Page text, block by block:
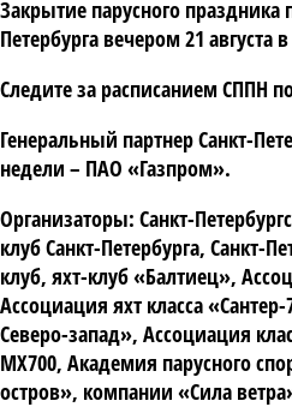
Закрытие парусного праздника
Петербурга вечером 21 августа
Следите за расписаниемСППН
Генеральный партнер Санкт-
недели – ПАО «Газпром».
Организаторы: Санкт-
клуб Санкт-Петербурга, Санкт-
клуб, яхт-клуб «Балтиец»,
Ассоциация яхт класса
Северо-запад», Ассоциация
MX700, Академия парусного
остров», компании «Сила